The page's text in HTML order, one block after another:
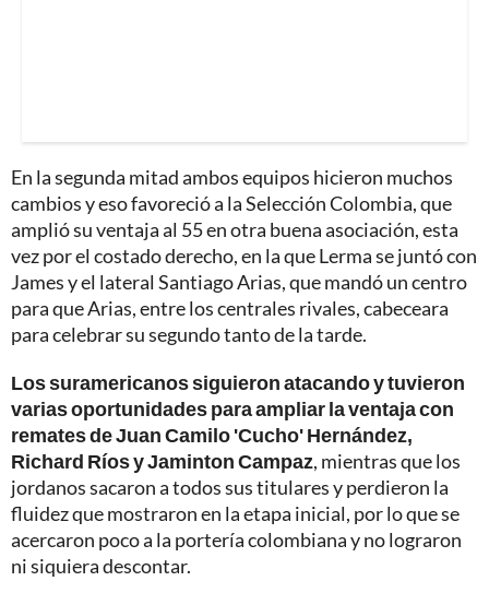
En la segunda mitad ambos equipos hicieron muchos
cambios y eso favoreció a la Selección Colombia, que
amplió su ventaja al 55 en otra buena asociación, esta
vez por el costado derecho, en la que Lerma se juntó con
James y el lateral Santiago Arias, que mandó un centro
para que Arias, entre los centrales rivales, cabeceara
para celebrar su segundo tanto de la tarde.
Los suramericanos siguieron atacando y tuvieron
varias oportunidades para ampliar la ventaja con
remates de Juan Camilo 'Cucho' Hernández,
Richard Ríos y Jaminton Campaz, mientras que los
jordanos sacaron a todos sus titulares y perdieron la
fluidez que mostraron en la etapa inicial, por lo que se
acercaron poco a la portería colombiana y no lograron
ni siquiera descontar.